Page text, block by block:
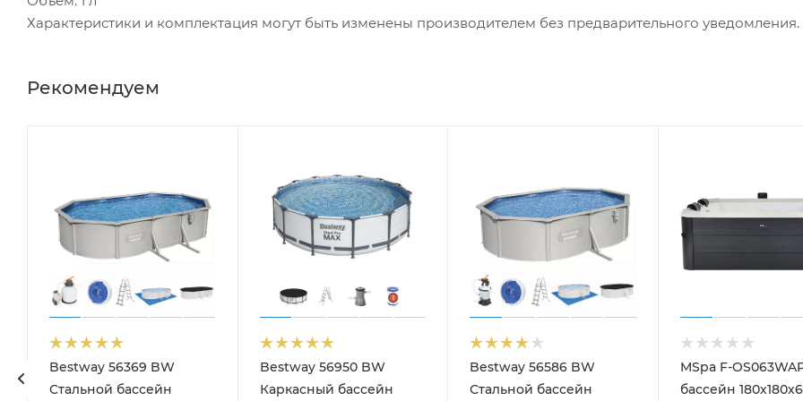
Характеристики и комплектация могут быть изменены производителем без предварительного уведомления.
Рекомендуем
Bestway 56369 BW
Стальной бассейн
Bestway 56950 BW
Каркасный бассейн
Bestway 56586 BW
Стальной бассейн
MSpa F-
бассейн